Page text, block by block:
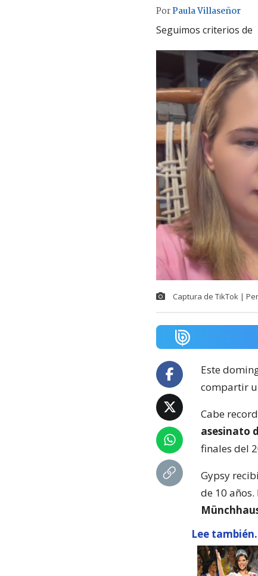
PorPaula Villaseñor
Seguimos criterios de
Captura de TikTok |
Este
compartir
Cabe
asesinato
finales del
Gypsy
de 10
Lee